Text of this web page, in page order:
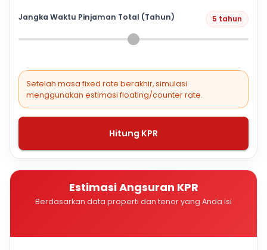
Jangka Waktu Pinjaman Total (Tahun) 5 tahun
Setelah masa fixed rate berakhir, simulasi
menggunakan estimasi floating/counter rate.
Hitung KPR
Estimasi Angsuran KPR
Berdasarkan data properti dan tenor yang Anda isi